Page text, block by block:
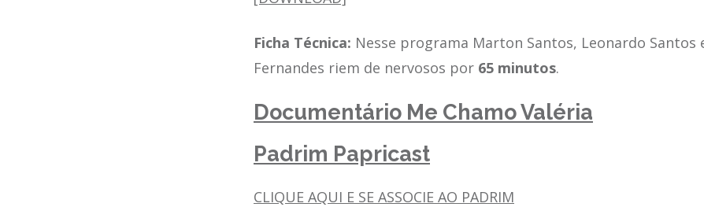
Ficha Técnica: Nesse programa Marton Santos, Leonardo Santos
Fernandes riem de nervosos por 65 minutos.
Documentário Me Chamo Valéria
Padrim Papricast
CLIQUE AQUI E SE ASSOCIE AO PADRIM